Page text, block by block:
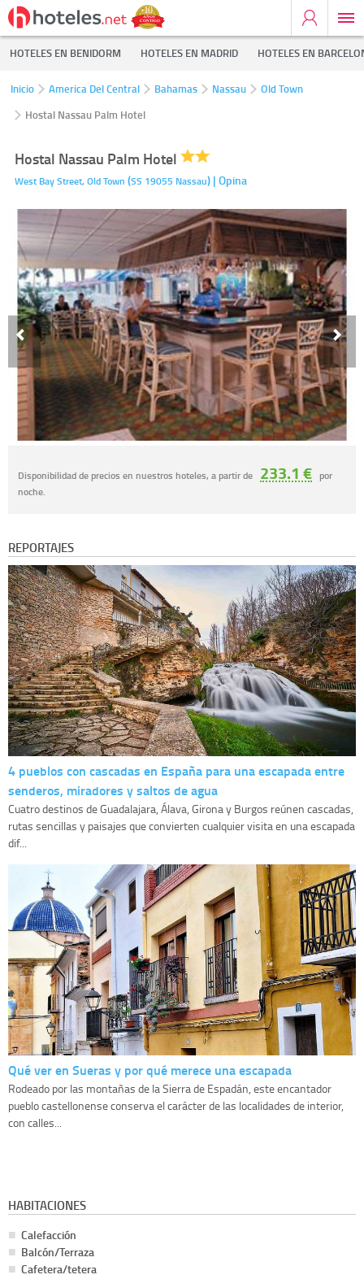
HOTELES EN BENIDORM HOTELES EN MADRID HOTELES EN
Inicio America Del Central Bahamas Nassau
Old Town
Hostal Nassau Palm Hotel
Hostal Nassau Palm Hotel
West Bay Street,Old Town (SS 19055 Nassau) | Opina
Disponibilidad de precios en nuestros hoteles, a partir de 233.1 € por
noche.
REPORTAJES
4 pueblos con cascadas en España para una escapada entre
senderos, miradores y saltos de agua
Cuatro destinos de Guadalajara, Álava, Girona y Burgos reúnen cascadas,
rutas sencillas y paisajes que convierten cualquier visita en una escapada
dif...
Qué ver en Sueras y por qué merece una escapada
Rodeado por las montañas de la Sierra de Espadán, este encantador
pueblo castellonense conserva el carácter de las localidades de interior,
con calles...
HABITACIONES
Calefacción
Balcón/Terraza
Cafetera/tetera